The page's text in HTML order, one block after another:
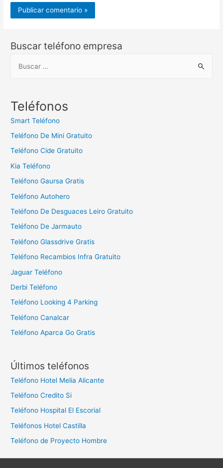
Buscar teléfono empresa
c
:
Teléfonos
Smart Teléfono
Teléfono De Mini Gratuito
Teléfono Cide Gratuito
Kia Teléfono
Teléfono Gaursa Gratis
Teléfono Autohero
Teléfono De Desguaces Leiro Gratuito
Teléfono De Jarmauto
Teléfono Glassdrive Gratis
Teléfono Recambios Infra Gratuito
Jaguar Teléfono
Derbi Teléfono
Teléfono Looking 4 Parking
Teléfono Canalcar
Teléfono Aparca Go Gratis
Últimos teléfonos
Teléfono Hotel Melia Alicante
Teléfono Credito Si
Teléfono Hospital El Escorial
Teléfonos Hotel Castilla
Teléfono de Proyecto Hombre